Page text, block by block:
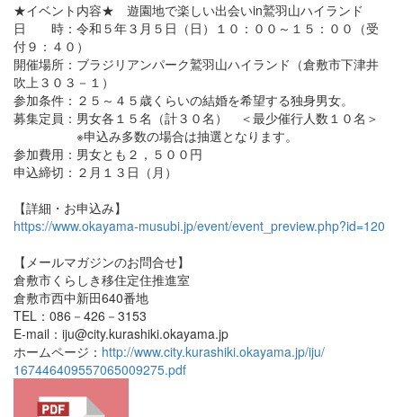
★イベント内容★ 遊園地で楽しい出会いin鷲羽山ハイランド
日 時：令和５年３月５日（日）１０：００～１５：００（受
付９：４０）
開催場所：ブラジリアンパーク鷲羽山ハイランド（倉敷市下津井
吹上３０３－１）
参加条件：２５～４５歳くらいの結婚を希望する独身男女。
募集定員：男女各１５名（計３０名） ＜最少催行人数１０名＞
※申込み多数の場合は抽選となります。
参加費用：男女とも２，５００円
申込締切：２月１３日（月）
【詳細・お申込み】
https://www.okayama-musubi.jp/event/event_preview.php?id=120
【メールマガジンのお問合せ】
倉敷市くらしき移住定住推進室
倉敷市西中新田640番地
TEL：086－426－3153
E-mail：iju@city.kurashiki.okayama.jp
ホームページ： http://www.city.kurashiki.okayama.jp/iju/
167446409557065009275.pdf